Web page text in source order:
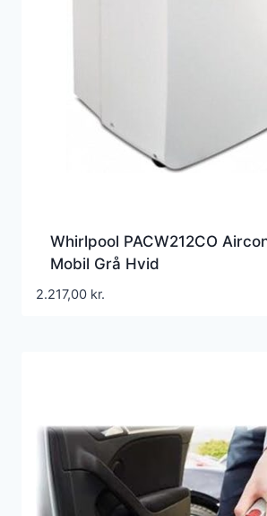
Whirlpool PACW212CO
Mobil Grå Hvid
2.217,00 kr.